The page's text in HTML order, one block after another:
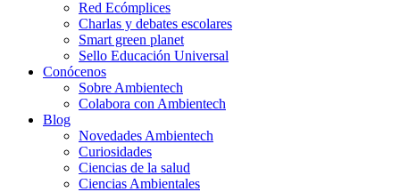
Red Ecómplices
Charlas y debates escolares
Smart green planet
Sello Educación Universal
Conócenos
Sobre Ambientech
Colabora con Ambientech
Blog
Novedades Ambientech
Curiosidades
Ciencias de la salud
Ciencias Ambientales